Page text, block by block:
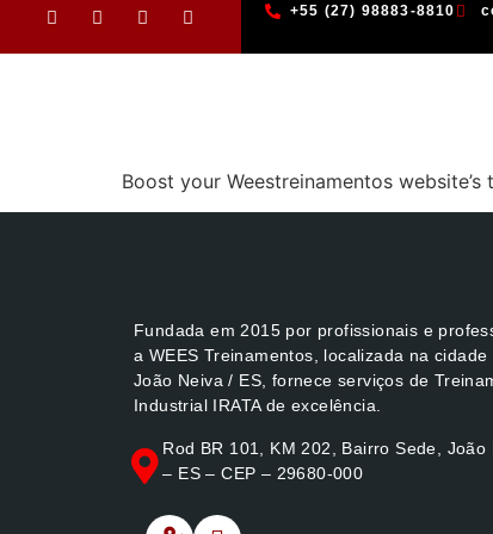
+55 (27) 98883-8810
Boost your Weestreinamentos
Fundada em 2015 por profissionais e
a WEES Treinamentos, localizada na cidade
João Neiva / ES, fornece serviços de
Industrial IRATA de excelência.
Rod BR 101, KM 202, Bairro Sede, João
– ES – CEP – 29680-000